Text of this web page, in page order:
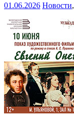
01.06.2026 Новости,